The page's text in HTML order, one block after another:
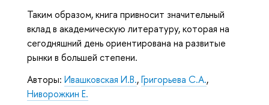
Таким образом, книга привносит значительный
вклад в академическую литературу, которая на
сегодняшний день ориентирована на развитые
рынки в большей степени.
Авторы: Ивашковская И.В.,Григорьева С.А.,
Ниворожкин Е.